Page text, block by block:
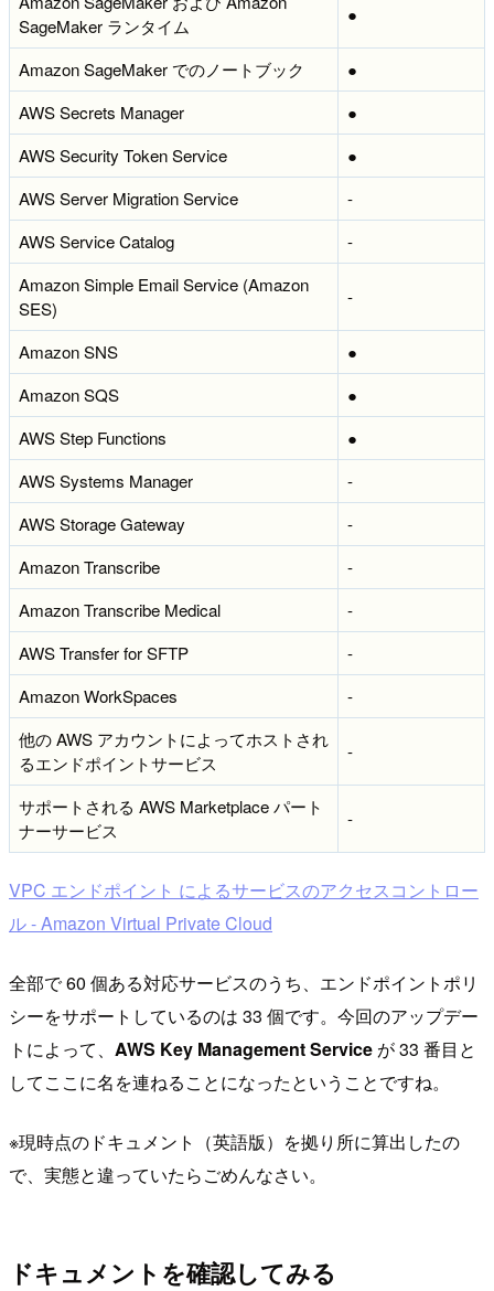
SageMaker ランタイム
●
Amazon SageMaker でのノートブック
●
AWS Secrets Manager
●
AWS Security Token Service
●
AWS Server Migration Service
-
AWS Service Catalog
-
Amazon Simple Email Service (Amazon
SES)
-
Amazon SNS
●
Amazon SQS
●
AWS Step Functions
●
AWS Systems Manager
-
AWS Storage Gateway
-
Amazon Transcribe
-
Amazon Transcribe Medical
-
AWS Transfer for SFTP
-
Amazon WorkSpaces
-
他の AWS アカウントによってホストされ
るエンドポイントサービス
-
サポートされる AWS Marketplace パート
ナーサービス
-
VPC エンドポイント によるサービスのアクセスコントロー
ル - Amazon Virtual Private Cloud
全部で 60 個ある対応サービスのうち、エンドポイントポリ
シーをサポートしているのは 33 個です。今回のアップデー
トによって、 AWS Key Management Service が 33 番目と
してここに名を連ねることになったということですね。
※現時点のドキュメント（英語版）を拠り所に算出したの
で、実態と違っていたらごめんなさい。
ドキュメントを確認してみる